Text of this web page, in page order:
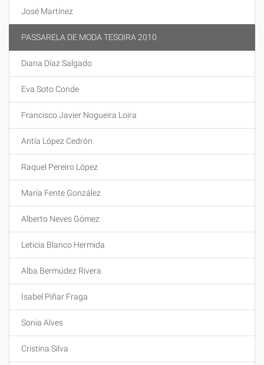
José Martínez
PASSARELA DE MODA TESOIRA 2010
Diana Díaz Salgado
Eva Soto Conde
Francisco Javier Nogueira Loira
Antía López Cedrón
Raquel Pereiro López
María Fente González
Alberto Neves Gómez
Leticia Blanco Hermida
Alba Bermúdez Rivera
Isabel Piñar Fraga
Sonia Alves
Cristina Silva